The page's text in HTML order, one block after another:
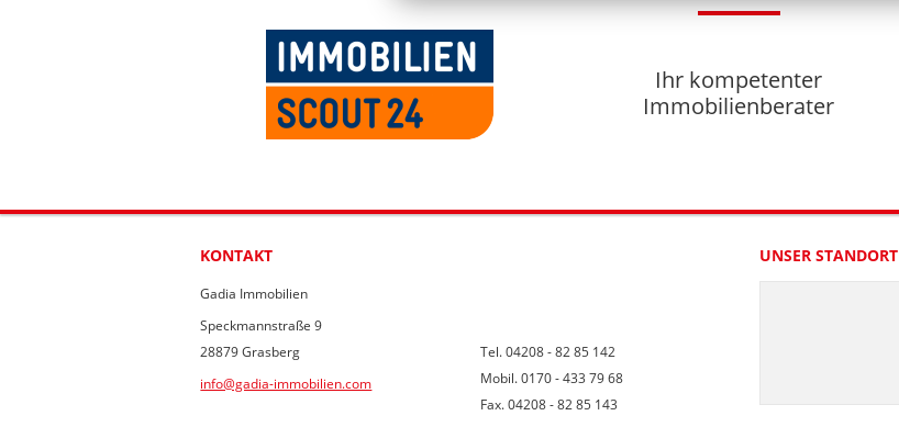
Ihr kompetenter
Immobilienberater
KONTAKT
Gadia Immobilien
Speckmannstraße 9
28879 Grasberg
info@gadia-immobilien.com
Tel. 04208 - 82 85 142
Mobil. 0170 - 433 79 68
Fax. 04208 - 82 85 143
UNSER STANDORT